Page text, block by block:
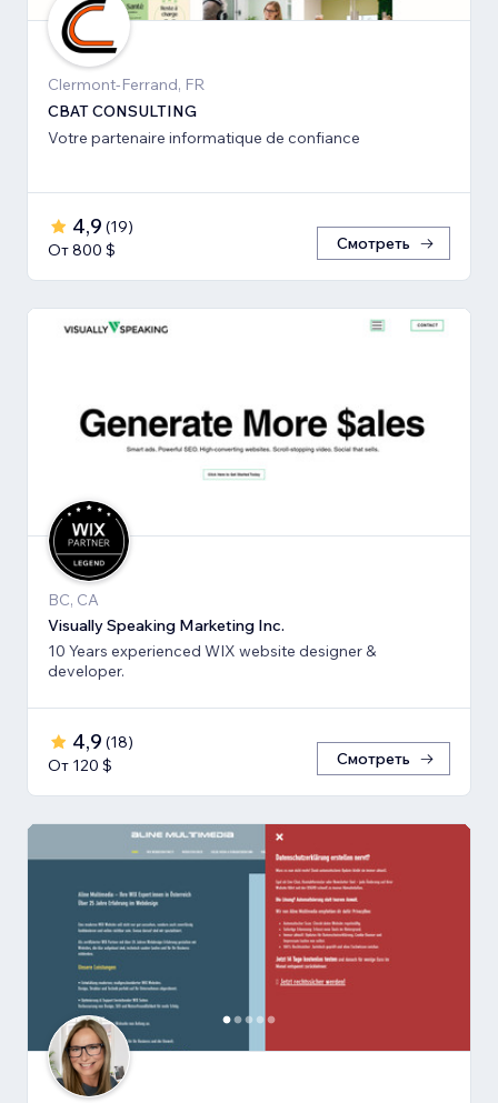
Clermont-Ferrand, FR
CBAT CONSULTING
Votre partenaire informatique de confiance
4,9 (19)
От 800 $
Смотреть
BC, CA
Visually Speaking Marketing Inc.
10 Years experienced WIX website designer &
developer.
4,9 (18)
От 120 $
Смотреть